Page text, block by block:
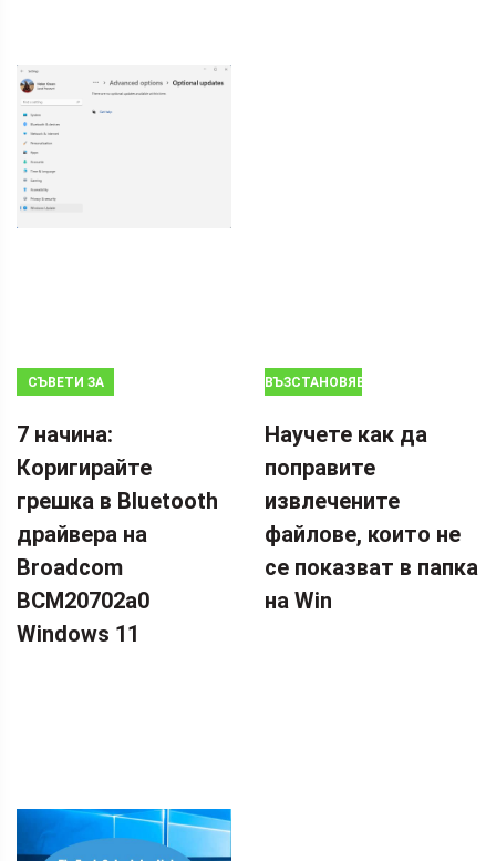
СЪВЕТИ ЗА
7 начина:
Коригирайте
грешка в Bluetooth
драйвера на
Broadcom
BCM20702a0
Windows 11
ВЪЗСТАНОВЯВАНЕ
Научете как да
поправите
извлечените
файлове, които не
се показват в папка
на Win